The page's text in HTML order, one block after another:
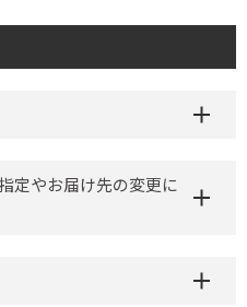
定やお届け先の変更に